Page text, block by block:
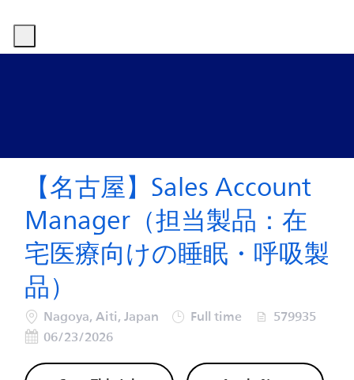
【名古屋】Sales Account
Manager（担当製品：在
宅医療向けの睡眠・呼吸製
品）
Location
Nagoya, Aiti, Japan Job Type
Full time Job Id579935
06/23/2026